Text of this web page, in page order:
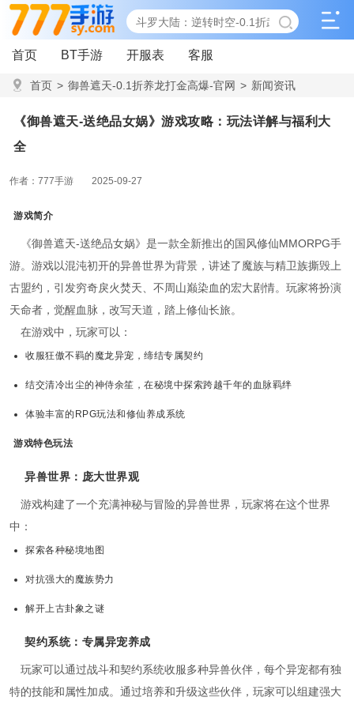
首页 BT手游 开服表 客服
首页 > 御兽遮天-0.1折养龙打金高爆-官网 > 新闻资讯
《御兽遮天-送绝品女娲》游戏攻略：玩法详解与福利大
全
作者：777手游 2025-09-27
游戏简介
《御兽遮天-送绝品女娲》是一款全新推出的国风修仙MMORPG手
游。游戏以混沌初开的异兽世界为背景，讲述了魔族与精卫族撕毁上
古盟约，引发穷奇戾火焚天、不周山巅染血的宏大剧情。玩家将扮演
天命者，觉醒血脉，改写天道，踏上修仙长旅。
在游戏中，玩家可以：
收服狂傲不羁的魔龙异宠，缔结专属契约
结交清冷出尘的神侍余笙，在秘境中探索跨越千年的血脉羁绊
体验丰富的RPG玩法和修仙养成系统
游戏特色玩法
异兽世界：庞大世界观
游戏构建了一个充满神秘与冒险的异兽世界，玩家将在这个世界
中：
探索各种秘境地图
对抗强大的魔族势力
解开上古卦象之谜
契约系统：专属异宠养成
玩家可以通过战斗和契约系统收服多种异兽伙伴，每个异宠都有独
特的技能和属性加成。通过培养和升级这些伙伴，玩家可以组建强大